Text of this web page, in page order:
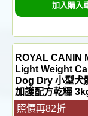
加入購入
ROYAL CANIN
Light Weight
Dog Dry 小型犬
加護配方乾糧
照價再82折